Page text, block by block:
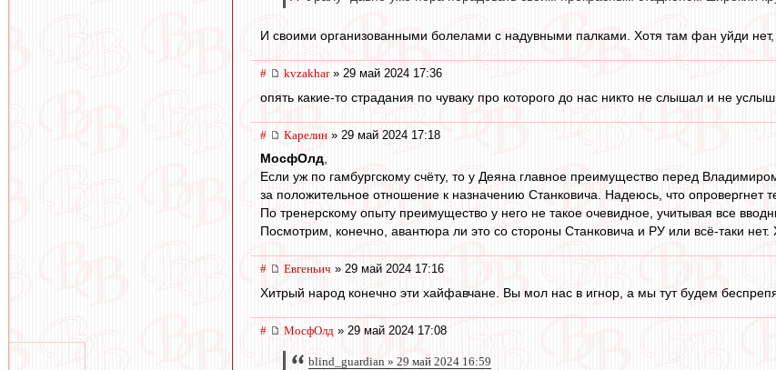
И своими организованными болелами с надувными палками. Хотя там фан уйди нет,
# kvzakhar» 29 май 2024 17:36
опять какие-то страдания по чуваку про которого до нас никто не слышал и не
# Карелин » 29 май 2024 17:18
МосфОлд,
Если уж по гамбургскому счёту, то у Деяна главное преимущество перед
за положительное отношение к назначению Станковича. Надеюсь, что
По тренерскому опыту преимущество у него не такое очевидное, учитывая все
Посмотрим, конечно, авантюра ли это со стороны Станковича и РУ или всё-таки
# Евгеньич » 29 май 2024 17:16
Хитрый народ конечно эти хайфавчане. Вы мол нас в игнор, а мы тут будем
# МосфОлд » 29 май 2024 17:08
blind_guardian » 29 май 2024 16:59